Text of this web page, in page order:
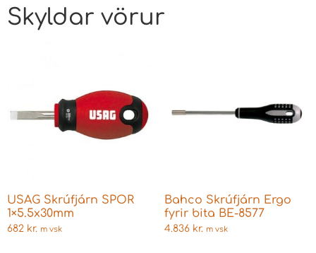
Skyldar vörur
USAG Skrúfjárn SPOR
1×5.5x30mm
682 kr. m vsk
Bahco Skrúfjárn Ergo
fyrir bita BE-8577
4.836 kr. m vsk